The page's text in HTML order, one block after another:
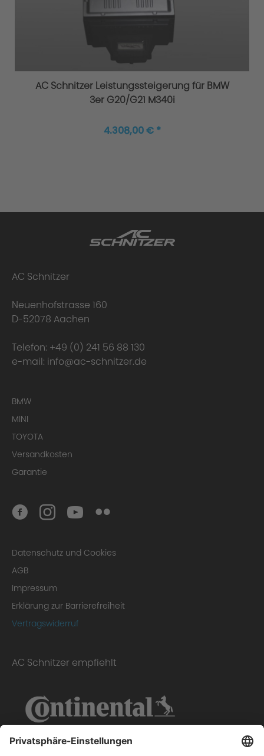
Kreatives Design
Tests
Gutachten
AC Schnitzer Leistungssteigerung für BMW
3er G20/G21 M340i
4.308,00 € *
AC Schnitzer
Neuenhofstrasse 160
D-52078 Aachen
Telefon: +49 (0) 241 56 88 130
e-mail: info@ac-schnitzer.de
BMW
MINI
TOYOTA
Versandkosten
Garantie
Datenschutz und Cookies
AGB
Impressum
Erklärung zur Barrierefreiheit
Vertragswiderruf
AC Schnitzer empfiehlt